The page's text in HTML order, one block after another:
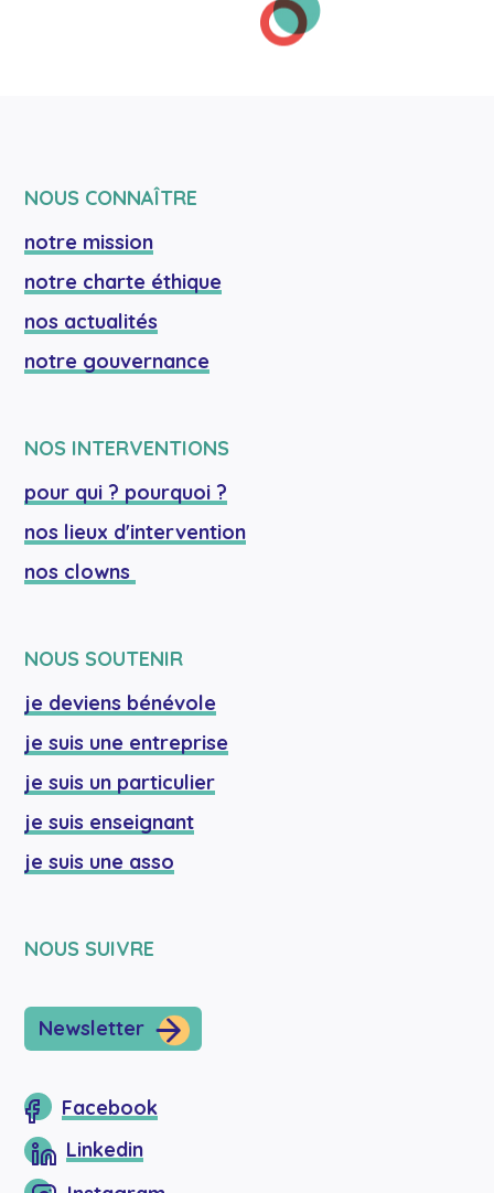
NOUS CONNAÎTRE
notre mission
notre charte éthique
nos actualités
notre gouvernance
NOS INTERVENTIONS
pour qui ? pourquoi ?
nos lieux d'intervention
nos clowns
NOUS SOUTENIR
je deviens bénévole
je suis une entreprise
je suis un particulier
je suis enseignant
je suis une asso
NOUS SUIVRE
Newsletter
Facebook
Linkedin